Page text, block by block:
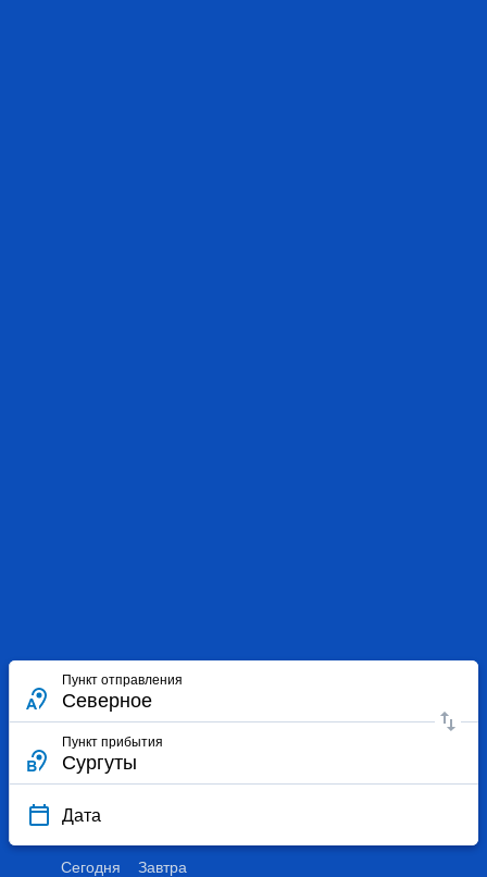
Пункт отправления
Пункт прибытия
Дата
Сегодня Завтра